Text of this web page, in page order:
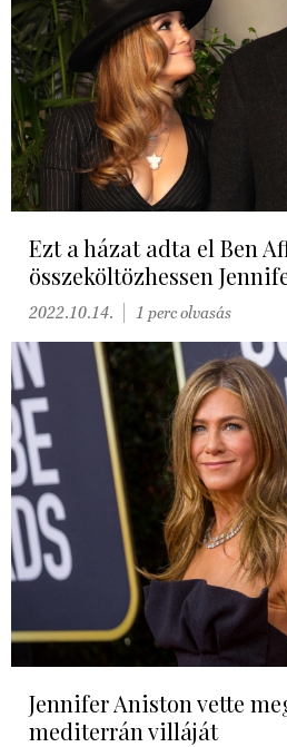
Ezt a házat adta el Ben
összeköltözhessen
2022.10.14. 1 perc olvasás
Jennifer Aniston vette
mediterrán villáját